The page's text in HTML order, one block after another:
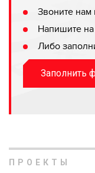
Звоните нам
Напишите на
Либо
Заполнить
ПРОЕКТЫ